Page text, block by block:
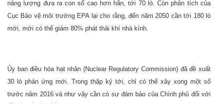
năng lượng đưa ra con số cao hơn hẳn, tới 70 lò. Còn phân tích của
Cục Bảo vệ môi trường EPA lại cho rằng, đến năm 2050 cần tới 180 lò
mới, mới có thể giảm 80% phát thải khí nhà kính.
Ủy ban điều hòa hạt nhân (Nuclear Regulatory Commission) đã đề xuất
30 lò phản ứng mới. Trong thập kỷ tới, chỉ có thể xây xong một số
trước năm 2016 và như vậy cần có sự đảm bảo của Chính phủ đối với